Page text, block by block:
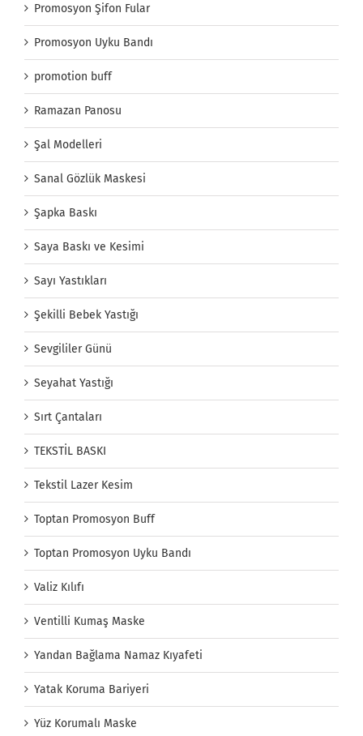
Promosyon Şifon Fular
Promosyon Uyku Bandı
promotion buff
Ramazan Panosu
Şal Modelleri
Sanal Gözlük Maskesi
Şapka Baskı
Saya Baskı ve Kesimi
Sayı Yastıkları
Şekilli Bebek Yastığı
Sevgililer Günü
Seyahat Yastığı
Sırt Çantaları
TEKSTİL BASKI
Tekstil Lazer Kesim
Toptan Promosyon Buff
Toptan Promosyon Uyku Bandı
Valiz Kılıfı
Ventilli Kumaş Maske
Yandan Bağlama Namaz Kıyafeti
Yatak Koruma Bariyeri
Yüz Korumalı Maske